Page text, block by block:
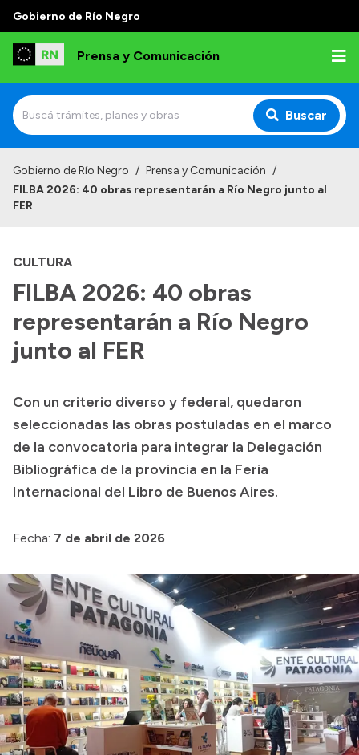
Gobierno de Río Negro
Prensa y Comunicación
Buscar
Institucional
Referentes de prensa
Archivo de noticias
Transparencia
Boletín Oficial
Compras y licitaciones
Consulta de expedientes
Consulta de pago a proveedores
Intranet
Login
Gobierno de Río Negro / Prensa y Comunicación /
FILBA 2026: 40 obras representarán a Río Negro junto al
FER
CULTURA
FILBA 2026: 40 obras
representarán a Río Negro
junto al FER
Con un criterio diverso y federal, quedaron
seleccionadas las obras postuladas en el marco
de la convocatoria para integrar la Delegación
Bibliográfica de la provincia en la Feria
Internacional del Libro de Buenos Aires.
Fecha: 7 de abril de 2026